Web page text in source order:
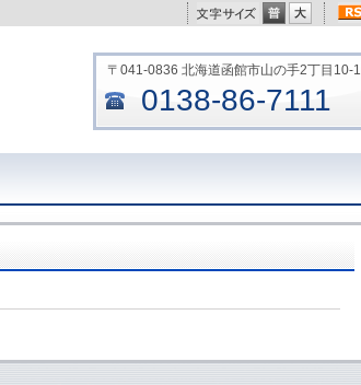
〒041-0836 北海道函館市山の手2丁目10-1
0138-86-7111